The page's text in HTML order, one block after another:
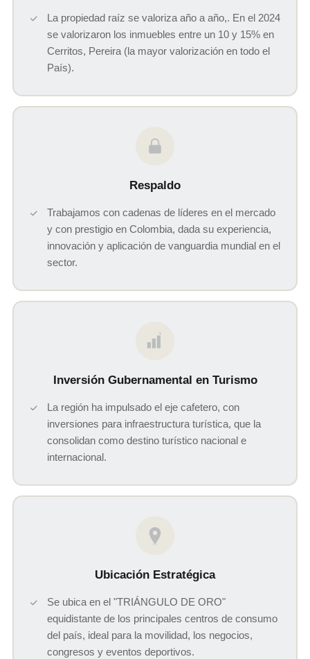
La propiedad raíz se valoriza año a año,. En el 2024
se valorizaron los inmuebles entre un 10 y 15% en
Cerritos, Pereira (la mayor valorización en todo el
País).
Respaldo
Trabajamos con cadenas de líderes en el mercado
y con prestigio en Colombia, dada su experiencia,
innovación y aplicación de vanguardia mundial en el
sector.
$
Inversión Gubernamental en Turismo
La región ha impulsado el eje cafetero, con
inversiones para infraestructura turística, que la
consolidan como destino turístico nacional e
internacional.
Ubicación Estratégica
Se ubica en el "TRIÁNGULO DE ORO"
equidistante de los principales centros de consumo
del país, ideal para la movilidad, los negocios,
congresos y eventos deportivos.